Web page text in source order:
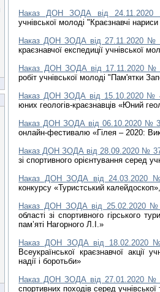
Наказ ДОН ЗОДА від
учнівської молоді "Краєзнавчі
Наказ ДОН ЗОДА від 27.11.2020 №
краєзнавчої експедиції учнівської
Наказ ДОН ЗОДА від 17.11.2020 №
робіт учнівської молоді "Пам'ятки
Наказ ДОН ЗОДА від 15.10.2020 №
юних геологів-краєзнавців «Юний
Наказ ДОН ЗОДА від 06.10.2020 №
онлайн-фестивалю «Гілея – 2020:
Наказ ДОН ЗОДА від 28.09.2020 №
зі спортивного орієнтування серед
Наказ ДОН ЗОДА від 24.03.2020
конкурсу «Туристський
Наказ ДОН ЗОДА від 25.02.2020
області зі спортивного гірського
пам’яті Нагорного Л.І.»
Наказ ДОН ЗОДА від 18.02.2020
Всеукраїнської краєзнавчої акції
надії і боротьби»
Наказ ДОН ЗОДА від 27.01.2020 №
спортивних походів серед